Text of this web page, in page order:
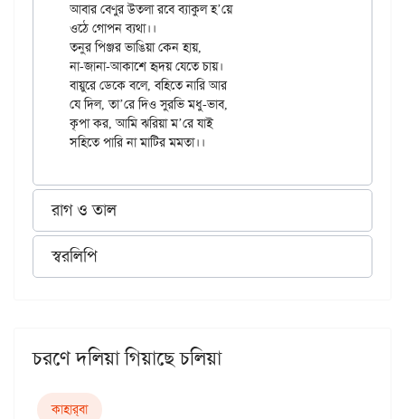
আবার বেণুর উতলা রবে ব্যাকুল হ’য়ে
ওঠে গোপন ব্যথা।।
তনুর পিঞ্জর ভাঙিয়া কেন হায়,
না-জানা-আকাশে হৃদয় যেতে চায়।
বায়ুরে ডেকে বলে, বহিতে নারি আর
যে দিল, তা’রে দিও সুরভি মধু-ভাব,
কৃপা কর, আমি ঝরিয়া ম’রে যাই
রাগ ও তাল
স্বরলিপি
চরণে দলিয়া গিয়াছে চলিয়া
কাহার্‌বা